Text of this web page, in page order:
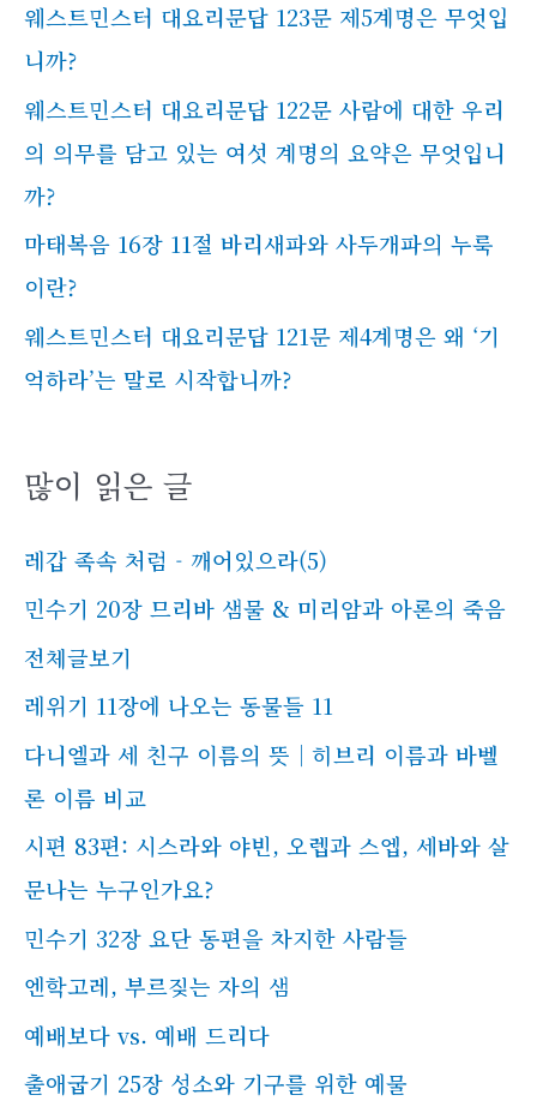
웨스트민스터 대요리문답 123문 제5계명은 무엇입
니까?
웨스트민스터 대요리문답 122문 사람에 대한 우리
의 의무를 담고 있는 여섯 계명의 요약은 무엇입니
까?
마태복음 16장 11절 바리새파와 사두개파의 누룩
이란?
웨스트민스터 대요리문답 121문 제4계명은 왜 ‘기
억하라’는 말로 시작합니까?
많이 읽은 글
레갑 족속 처럼 - 깨어있으라(5)
민수기 20장 므리바 샘물 & 미리암과 아론의 죽음
전체글보기
레위기 11장에 나오는 동물들 11
다니엘과 세 친구 이름의 뜻｜히브리 이름과 바벨
론 이름 비교
시편 83편: 시스라와 야빈, 오렙과 스엡, 세바와 살
문나는 누구인가요?
민수기 32장 요단 동편을 차지한 사람들
엔학고레, 부르짖는 자의 샘
예배보다 vs. 예배 드리다
출애굽기 25장 성소와 기구를 위한 예물